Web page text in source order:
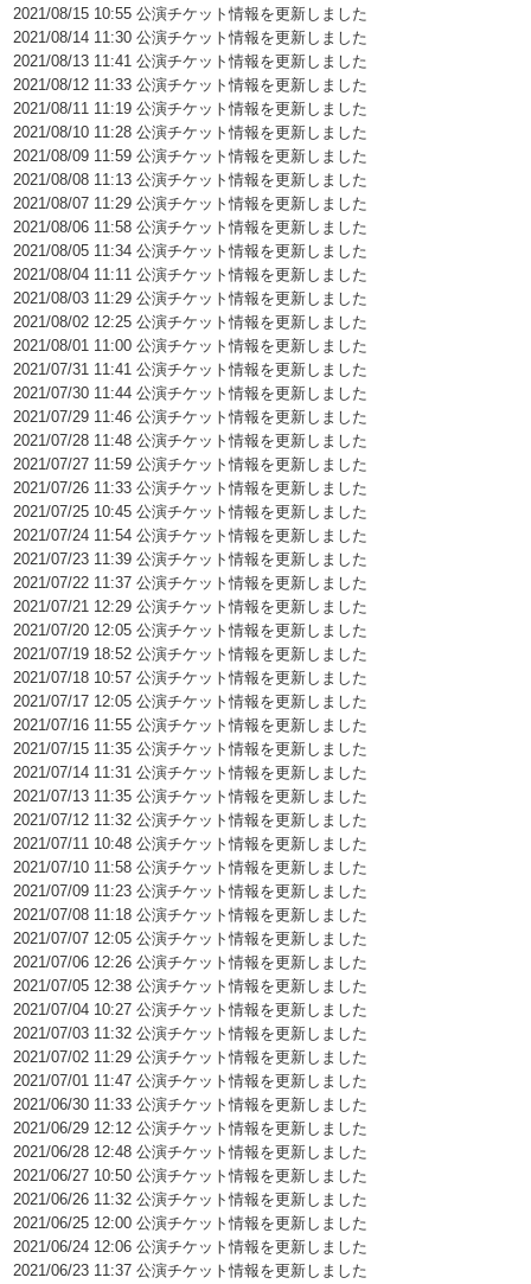
2021/08/15 10:55 公演チケット情報を更新しました
2021/08/14 11:30 公演チケット情報を更新しました
2021/08/13 11:41 公演チケット情報を更新しました
2021/08/12 11:33 公演チケット情報を更新しました
2021/08/11 11:19 公演チケット情報を更新しました
2021/08/10 11:28 公演チケット情報を更新しました
2021/08/09 11:59 公演チケット情報を更新しました
2021/08/08 11:13 公演チケット情報を更新しました
2021/08/07 11:29 公演チケット情報を更新しました
2021/08/06 11:58 公演チケット情報を更新しました
2021/08/05 11:34 公演チケット情報を更新しました
2021/08/04 11:11 公演チケット情報を更新しました
2021/08/03 11:29 公演チケット情報を更新しました
2021/08/02 12:25 公演チケット情報を更新しました
2021/08/01 11:00 公演チケット情報を更新しました
2021/07/31 11:41 公演チケット情報を更新しました
2021/07/30 11:44 公演チケット情報を更新しました
2021/07/29 11:46 公演チケット情報を更新しました
2021/07/28 11:48 公演チケット情報を更新しました
2021/07/27 11:59 公演チケット情報を更新しました
2021/07/26 11:33 公演チケット情報を更新しました
2021/07/25 10:45 公演チケット情報を更新しました
2021/07/24 11:54 公演チケット情報を更新しました
2021/07/23 11:39 公演チケット情報を更新しました
2021/07/22 11:37 公演チケット情報を更新しました
2021/07/21 12:29 公演チケット情報を更新しました
2021/07/20 12:05 公演チケット情報を更新しました
2021/07/19 18:52 公演チケット情報を更新しました
2021/07/18 10:57 公演チケット情報を更新しました
2021/07/17 12:05 公演チケット情報を更新しました
2021/07/16 11:55 公演チケット情報を更新しました
2021/07/15 11:35 公演チケット情報を更新しました
2021/07/14 11:31 公演チケット情報を更新しました
2021/07/13 11:35 公演チケット情報を更新しました
2021/07/12 11:32 公演チケット情報を更新しました
2021/07/11 10:48 公演チケット情報を更新しました
2021/07/10 11:58 公演チケット情報を更新しました
2021/07/09 11:23 公演チケット情報を更新しました
2021/07/08 11:18 公演チケット情報を更新しました
2021/07/07 12:05 公演チケット情報を更新しました
2021/07/06 12:26 公演チケット情報を更新しました
2021/07/05 12:38 公演チケット情報を更新しました
2021/07/04 10:27 公演チケット情報を更新しました
2021/07/03 11:32 公演チケット情報を更新しました
2021/07/02 11:29 公演チケット情報を更新しました
2021/07/01 11:47 公演チケット情報を更新しました
2021/06/30 11:33 公演チケット情報を更新しました
2021/06/29 12:12 公演チケット情報を更新しました
2021/06/28 12:48 公演チケット情報を更新しました
2021/06/27 10:50 公演チケット情報を更新しました
2021/06/26 11:32 公演チケット情報を更新しました
2021/06/25 12:00 公演チケット情報を更新しました
2021/06/24 12:06 公演チケット情報を更新しました
2021/06/23 11:37 公演チケット情報を更新しました